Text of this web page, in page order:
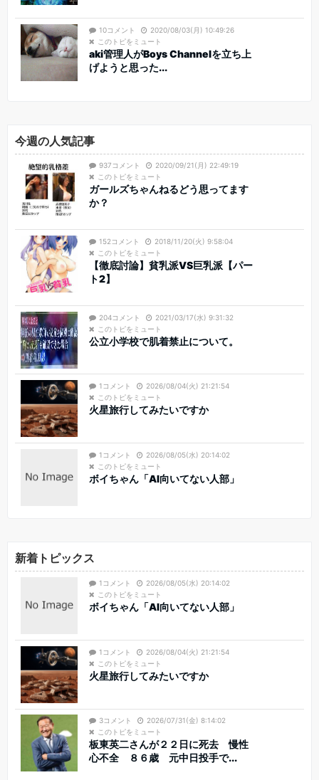
10コメント
2020/08/03(月) 10:49:26
このトピをミュート
aki管理人がBoys Channelを立ち上
げようと思った...
今週の人気記事
937コメント
2020/09/21(月) 22:49:19
このトピをミュート
ガールズちゃんねるどう思ってます
か？
152コメント
2018/11/20(火) 9:58:04
このトピをミュート
【徹底討論】貧乳派VS巨乳派【パー
ト2】
204コメント
2021/03/17(水) 9:31:32
このトピをミュート
公立小学校で肌着禁止について。
1コメント
2026/08/04(火) 21:21:54
このトピをミュート
火星旅行してみたいですか
1コメント
2026/08/05(水) 20:14:02
このトピをミュート
ボイちゃん「AI向いてない人部」
新着トピックス
1コメント
2026/08/05(水) 20:14:02
このトピをミュート
ボイちゃん「AI向いてない人部」
1コメント
2026/08/04(火) 21:21:54
このトピをミュート
火星旅行してみたいですか
3コメント
2026/07/31(金) 8:14:02
このトピをミュート
板東英二さんが２２日に死去 慢性
心不全 ８６歳 元中日投手で...